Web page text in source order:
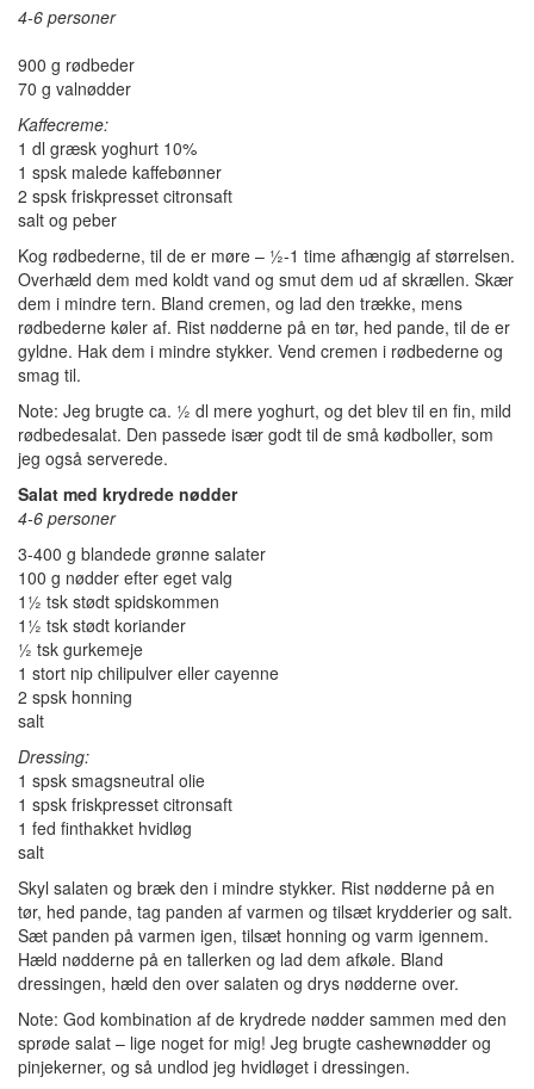
4-6 personer
900 g rødbeder
70 g valnødder
Kaffecreme:
1 dl græsk yoghurt 10%
1 spsk malede kaffebønner
2 spsk friskpresset citronsaft
salt og peber
Kog rødbederne, til de er møre – ½-1 time afhængig af størrelsen.
Overhæld dem med koldt vand og smut dem ud af skrællen. Skær
dem i mindre tern. Bland cremen, og lad den trække, mens
rødbederne køler af. Rist nødderne på en tør, hed pande, til de er
gyldne. Hak dem i mindre stykker. Vend cremen i rødbederne og
smag til.
Note: Jeg brugte ca. ½ dl mere yoghurt, og det blev til en fin, mild
rødbedesalat. Den passede især godt til de små kødboller, som
jeg også serverede.
Salat med krydrede nødder
4-6 personer
3-400 g blandede grønne salater
100 g nødder efter eget valg
1½ tsk stødt spidskommen
1½ tsk stødt koriander
½ tsk gurkemeje
1 stort nip chilipulver eller cayenne
2 spsk honning
salt
Dressing:
1 spsk smagsneutral olie
1 spsk friskpresset citronsaft
1 fed finthakket hvidløg
salt
Skyl salaten og bræk den i mindre stykker. Rist nødderne på en
tør, hed pande, tag panden af varmen og tilsæt krydderier og salt.
Sæt panden på varmen igen, tilsæt honning og varm igennem.
Hæld nødderne på en tallerken og lad dem afkøle. Bland
dressingen, hæld den over salaten og drys nødderne over.
Note: God kombination af de krydrede nødder sammen med den
sprøde salat – lige noget for mig! Jeg brugte cashewnødder og
pinjekerner, og så undlod jeg hvidløget i dressingen.